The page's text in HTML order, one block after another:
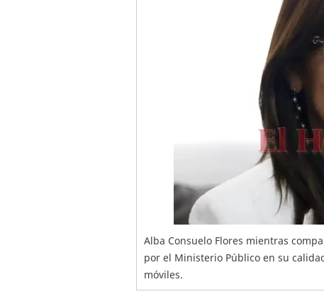
Alba Consuelo Flores mientras
por el Ministerio Público en su
móviles.